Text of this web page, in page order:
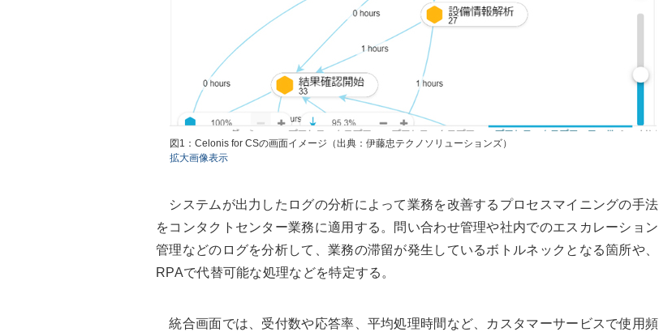
図1：Celonis for CSの画面イメージ（出典：伊藤忠テクノソリューションズ）
拡大画像表示
システムが出力したログの分析によって業務を改善するプロセスマイニングの手法
をコンタクトセンター業務に適用する。問い合わせ管理や社内でのエスカレーション
管理などのログを分析して、業務の滞留が発生しているボトルネックとなる箇所や、
RPAで代替可能な処理などを特定する。
統合画面では、受付数や応答率、平均処理時間など、カスタマーサービスで使用頻